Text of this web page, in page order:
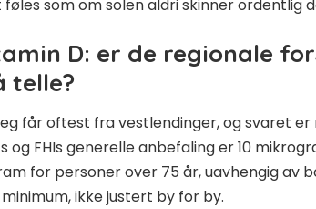
som om solen aldri skinner ordentlig
D: er de regionale
telle?
får oftest fra vestlendinger, og svaret
og FHIs generelle anbefaling er 10
for personer over 75 år, uavhengig av
ikke justert by for by.